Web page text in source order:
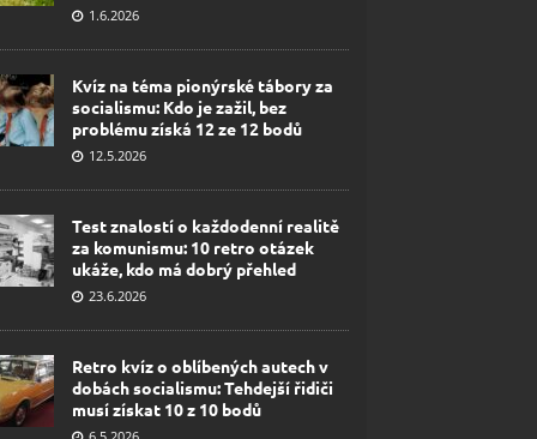
1.6.2026
Kvíz na téma pionýrské tábory za
socialismu: Kdo je zažil, bez
problému získá 12 ze 12 bodů
12.5.2026
Test znalostí o každodenní realitě
za komunismu: 10 retro otázek
ukáže, kdo má dobrý přehled
23.6.2026
Retro kvíz o oblíbených autech v
dobách socialismu: Tehdejší řidiči
musí získat 10 z 10 bodů